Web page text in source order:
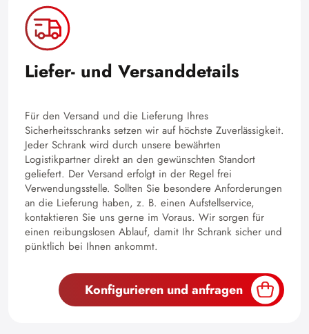
Liefer- und Versanddetails
Für den Versand und die Lieferung Ihres
Sicherheitsschranks setzen wir auf höchste Zuverlässigkeit.
Jeder Schrank wird durch unsere bewährten
Logistikpartner direkt an den gewünschten Standort
geliefert. Der Versand erfolgt in der Regel frei
Verwendungsstelle. Sollten Sie besondere Anforderungen
an die Lieferung haben, z. B. einen Aufstellservice,
kontaktieren Sie uns gerne im Voraus. Wir sorgen für
einen reibungslosen Ablauf, damit Ihr Schrank sicher und
pünktlich bei Ihnen ankommt.
Konfigurieren und anfragen